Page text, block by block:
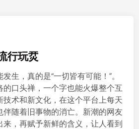
行玩烎
生，真的是“一切皆有可能！”。
的口头禅，一个字也能火爆整个互
技术和新文化，在这个平台上每天
伴随着旧事物的消亡。新潮的网友
来，再赋予新鲜的含义，让人看到